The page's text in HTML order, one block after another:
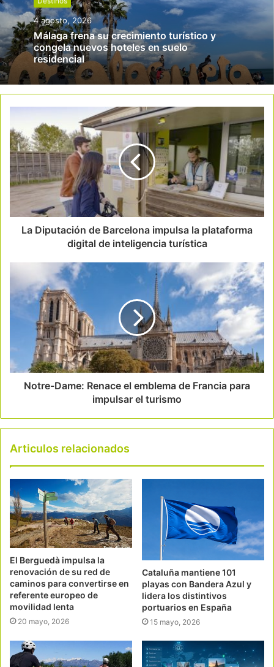
4 agosto, 2026
Málaga frena su crecimiento turístico y
congela nuevos hoteles en suelo
residencial
La Diputación de Barcelona impulsa la plataforma
digital de inteligencia turística
Notre-Dame: Renace el emblema de Francia para
impulsar el turismo
Articulos relacionados
El Berguedà impulsa la
renovación de su red de
caminos para convertirse en
referente europeo de
movilidad lenta
20 mayo, 2026
Cataluña mantiene 101
playas con Bandera Azul y
lidera los distintivos
portuarios en España
15 mayo, 2026